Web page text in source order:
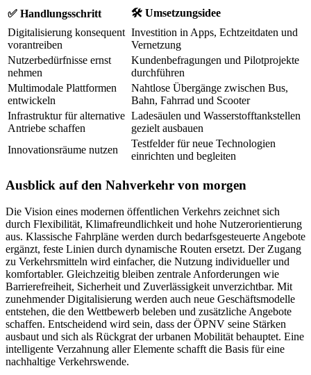
✅ Handlungsschritt
🛠️ Umsetzungsidee
Digitalisierung konsequent
vorantreiben
Investition in Apps, Echtzeitdaten und
Vernetzung
Nutzerbedürfnisse ernst
nehmen
Kundenbefragungen und Pilotprojekte
durchführen
Multimodale Plattformen
entwickeln
Nahtlose Übergänge zwischen Bus,
Bahn, Fahrrad und Scooter
Infrastruktur für alternative
Antriebe schaffen
Ladesäulen und Wasserstofftankstellen
gezielt ausbauen
Innovationsräume nutzen
Testfelder für neue Technologien
einrichten und begleiten
Ausblick auf den Nahverkehr von morgen
Die Vision eines modernen öffentlichen Verkehrs zeichnet sich
durch Flexibilität, Klimafreundlichkeit und hohe Nutzerorientierung
aus. Klassische Fahrpläne werden durch bedarfsgesteuerte Angebote
ergänzt, feste Linien durch dynamische Routen ersetzt. Der Zugang
zu Verkehrsmitteln wird einfacher, die Nutzung individueller und
komfortabler. Gleichzeitig bleiben zentrale Anforderungen wie
Barrierefreiheit, Sicherheit und Zuverlässigkeit unverzichtbar. Mit
zunehmender Digitalisierung werden auch neue Geschäftsmodelle
entstehen, die den Wettbewerb beleben und zusätzliche Angebote
schaffen. Entscheidend wird sein, dass der ÖPNV seine Stärken
ausbaut und sich als Rückgrat der urbanen Mobilität behauptet. Eine
intelligente Verzahnung aller Elemente schafft die Basis für eine
nachhaltige Verkehrswende.